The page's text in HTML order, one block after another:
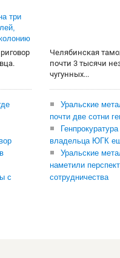
три
с
Челябинская
почти 3 тысячи
чугунных...
Уральские
почти две сотни
владельца ЮГК
Уральские
наметили
сотрудничества